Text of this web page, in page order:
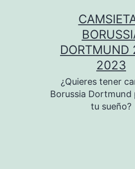
DORTMUND
2023
¿Quieres tener
Borussia Dortmund
tu sueño?